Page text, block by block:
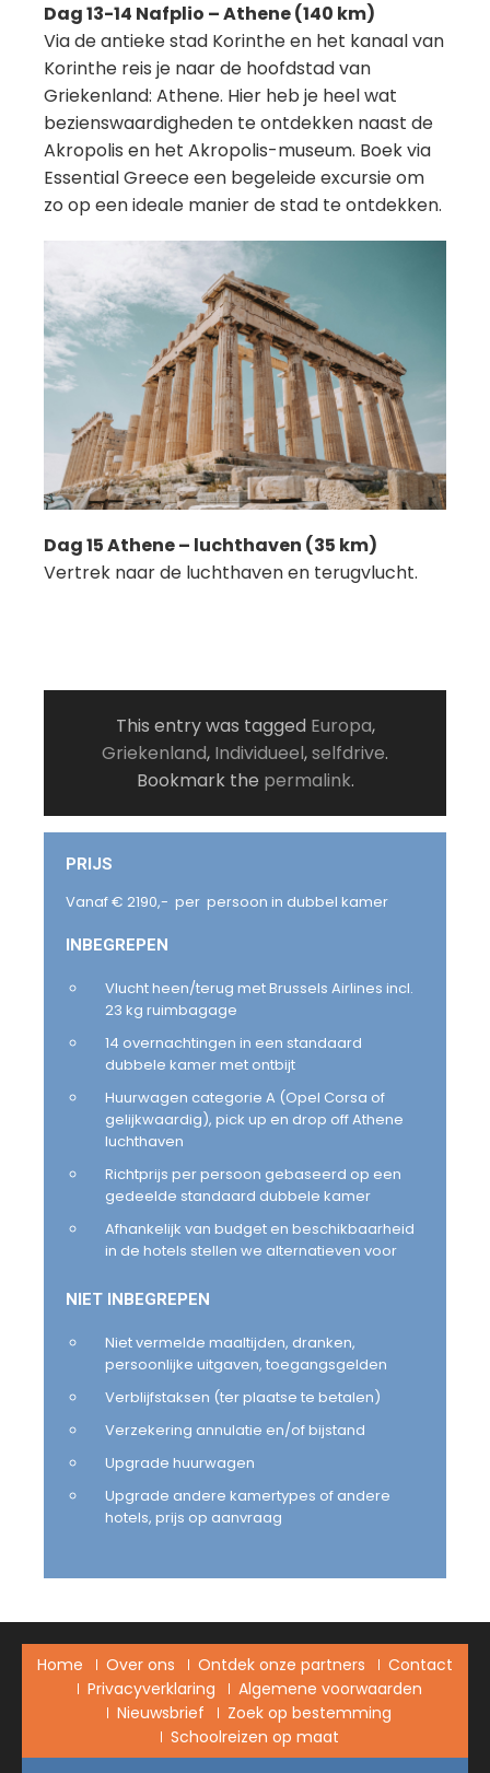
Dag 13-14 Nafplio – Athene (140 km)
Via de antieke stad Korinthe en het kanaal van
Korinthe reis je naar de hoofdstad van
Griekenland: Athene. Hier heb je heel wat
bezienswaardigheden te ontdekken naast de
Akropolis en het Akropolis-museum. Boek via
Essential Greece een begeleide excursie om
zo op een ideale manier de stad te ontdekken.
Dag 15 Athene – luchthaven (35 km)
Vertrek naar de luchthaven en terugvlucht.
This entry was tagged Europa,
Griekenland, Individueel,selfdrive.
Bookmark the permalink.
PRIJS
Vanaf € 2190,- per persoon in dubbel kamer
INBEGREPEN
Vlucht heen/terug met Brussels Airlines incl.
23 kg ruimbagage
14 overnachtingen in een standaard
dubbele kamer met ontbijt
Huurwagen categorie A (Opel Corsa of
gelijkwaardig), pick up en drop off Athene
luchthaven
Richtprijs per persoon gebaseerd op een
gedeelde standaard dubbele kamer
Afhankelijk van budget en beschikbaarheid
in de hotels stellen we alternatieven voor
NIET INBEGREPEN
Niet vermelde maaltijden, dranken,
persoonlijke uitgaven, toegangsgelden
Verblijfstaksen (ter plaatse te betalen)
Verzekering annulatie en/of bijstand
Upgrade huurwagen
Upgrade andere kamertypes of andere
hotels, prijs op aanvraag
Home Over ons Ontdek onze partners
Contact
Privacyverklaring
Algemene voorwaarden
Nieuwsbrief
Zoek op bestemming
Schoolreizen op maat